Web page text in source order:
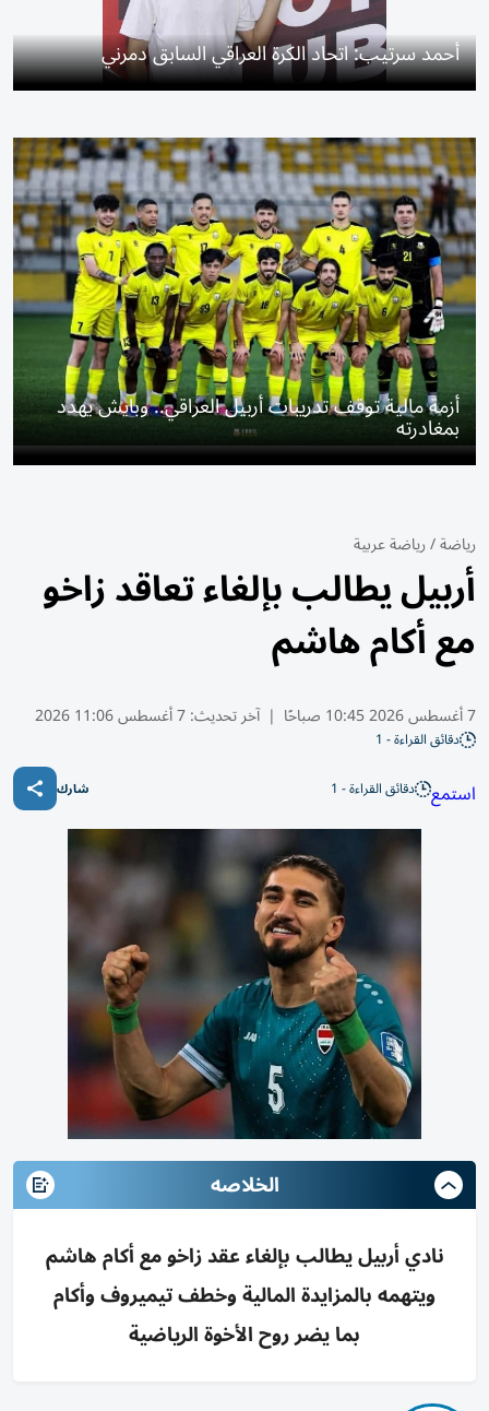
أحمد سرتيب: اتحاد الكرة العراقي السابق دمرني
أزمة مالية توقف تدريبات أربيل العراقي.. وبايش يهدد
بمغادرته
رياضة/رياضة عربية
أربيل يطالب بإلغاء تعاقد زاخو
مع أكام هاشم
7 أغسطس 2026 10:45 صباحًا | آخر تحديث:7 أغسطس 11:06 2026
دقائق القراءة - 1
استمع دقائق القراءة - 1 شارك
الخلاصه
نادي أربيل يطالب بإلغاء عقد زاخو مع أكام هاشم
ويتهمه بالمزايدة المالية وخطف تيميروف وأكام
بما يضر روح الأخوة الرياضية